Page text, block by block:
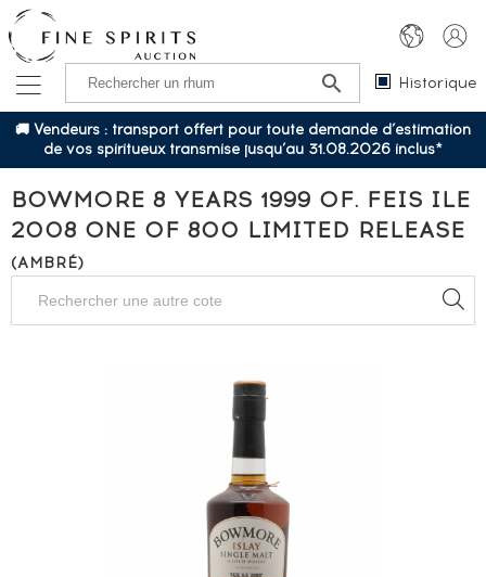
Historique
🚚 Vendeurs : transport offert pour toute demande d’estimation
de vos spiritueux transmise jusqu’au 31.08.2026 inclus*
BOWMORE 8 YEARS 1999 OF. FEIS ILE
2008 ONE OF 800 LIMITED RELEASE
(AMBRÉ)